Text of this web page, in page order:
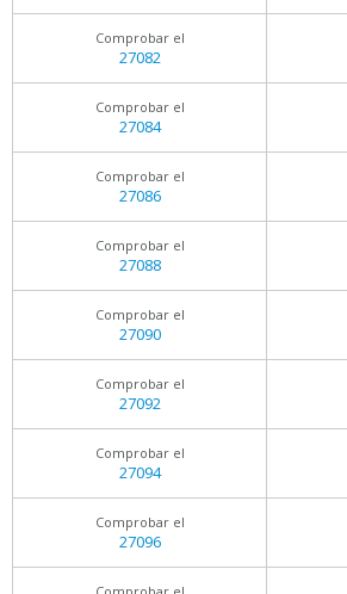
Comprobar el
27082
Comprobar el
27084
Comprobar el
27086
Comprobar el
27088
Comprobar el
27090
Comprobar el
27092
Comprobar el
27094
Comprobar el
27096